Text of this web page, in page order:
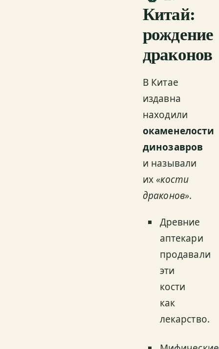
Китай:
рождение
драконов
В Китае
издавна
находили
окаменелости
динозавров
и называли
их «кости
драконов».
Древние
аптекари
продавали
эти
кости
как
лекарство.